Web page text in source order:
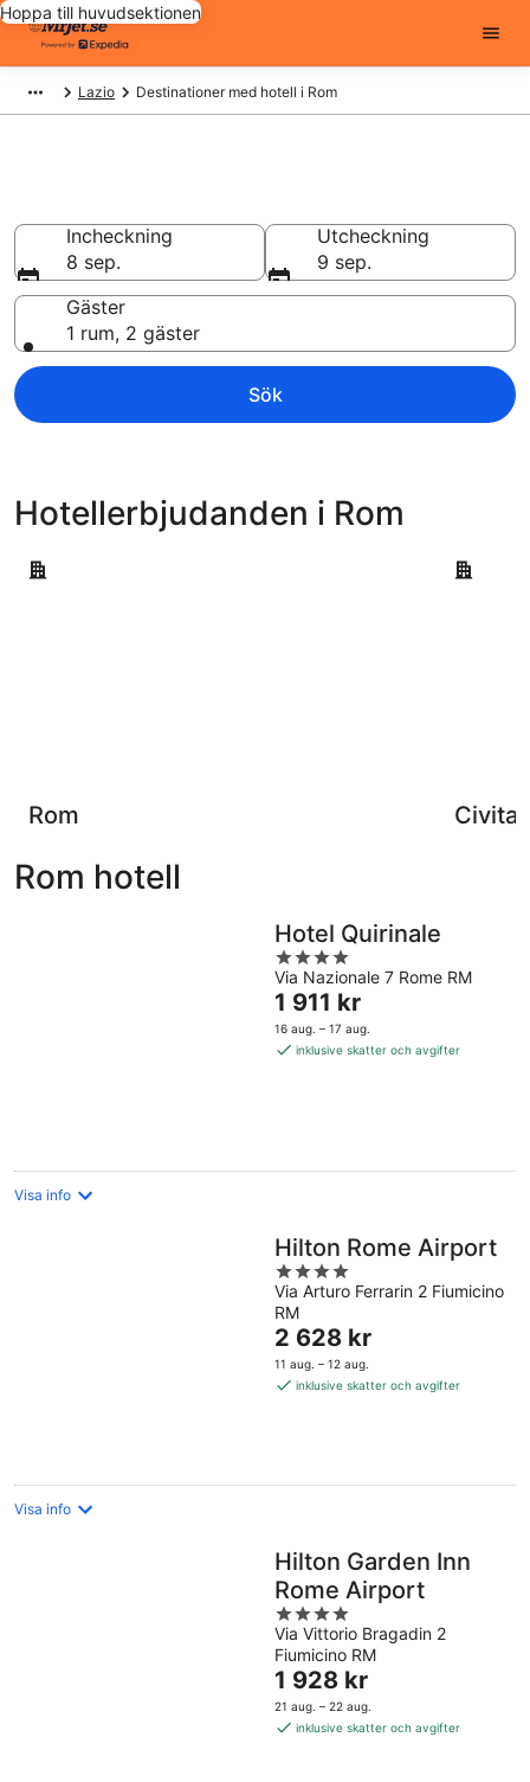
Hoppa till huvudsektionen
Lazio Destinationer med hotell i Rom
Incheckning
8 sep.
Utcheckning
9 sep.
Gäster
1 rum, 2 gäster
Sök
Hotellerbjudanden i Rom
Rom
Rom
Rom hotell
Hotel Quirinale
4
out
of
5
Via Nazionale 7 Rome RM
Priset
är
1 911 kr
1 911 kr
16 aug. – 17 aug.
inklusive skatter och avgifter
Visa info
Hilton Rome Airport
4
out
of
5
Via Arturo Ferrarin 2 Fiumicino
RM
Priset
är
2 628 kr
2 628 kr
11 aug. – 12 aug.
inklusive skatter och avgifter
Visa info
Hilton Garden Inn
Rome Airport
4
out
of
5
Via Vittorio Bragadin 2
Fiumicino RM
Priset
är
1 928 kr
1 928 kr
21 aug. – 22 aug.
inklusive skatter och avgifter